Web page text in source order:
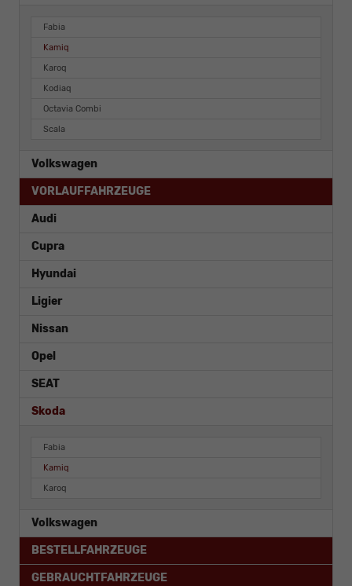
Fabia
Kamiq
Karoq
Kodiaq
Octavia Combi
Scala
Volkswagen
VORLAUFFAHRZEUGE
Audi
Cupra
Hyundai
Ligier
Nissan
Opel
SEAT
Skoda
Fabia
Kamiq
Karoq
Volkswagen
BESTELLFAHRZEUGE
GEBRAUCHTFAHRZEUGE